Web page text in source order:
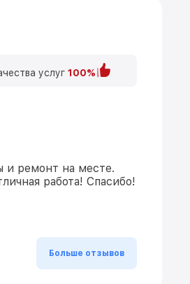
услуг 100%
и ремонт на месте.
работа! Спасибо!
Больше отзывов